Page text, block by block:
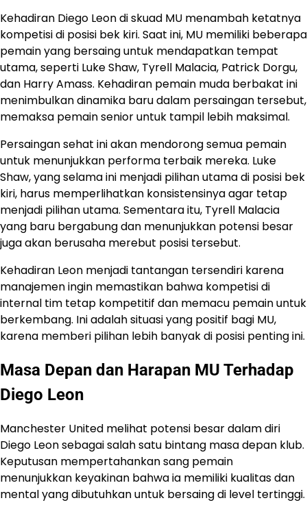
Kehadiran Diego Leon di skuad MU menambah ketatnya
kompetisi di posisi bek kiri. Saat ini, MU memiliki beberapa
pemain yang bersaing untuk mendapatkan tempat
utama, seperti Luke Shaw, Tyrell Malacia, Patrick Dorgu,
dan Harry Amass. Kehadiran pemain muda berbakat ini
menimbulkan dinamika baru dalam persaingan tersebut,
memaksa pemain senior untuk tampil lebih maksimal.
Persaingan sehat ini akan mendorong semua pemain
untuk menunjukkan performa terbaik mereka. Luke
Shaw, yang selama ini menjadi pilihan utama di posisi bek
kiri, harus memperlihatkan konsistensinya agar tetap
menjadi pilihan utama. Sementara itu, Tyrell Malacia
yang baru bergabung dan menunjukkan potensi besar
juga akan berusaha merebut posisi tersebut.
Kehadiran Leon menjadi tantangan tersendiri karena
manajemen ingin memastikan bahwa kompetisi di
internal tim tetap kompetitif dan memacu pemain untuk
berkembang. Ini adalah situasi yang positif bagi MU,
karena memberi pilihan lebih banyak di posisi penting ini.
Masa Depan dan Harapan MU Terhadap
Diego Leon
Manchester United melihat potensi besar dalam diri
Diego Leon sebagai salah satu bintang masa depan klub.
Keputusan mempertahankan sang pemain
menunjukkan keyakinan bahwa ia memiliki kualitas dan
mental yang dibutuhkan untuk bersaing di level tertinggi.